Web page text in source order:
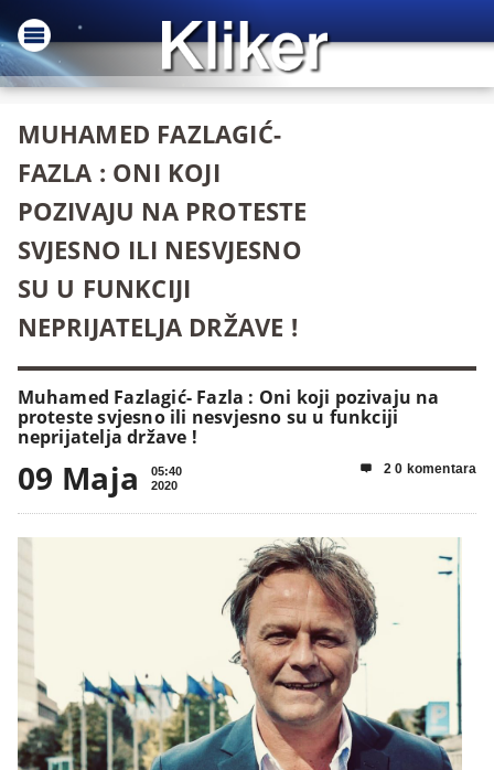
MUHAMED FAZLAGIĆ-
FAZLA : ONI KOJI
POZIVAJU NA PROTESTE
SVJESNO ILI NESVJESNO
SU U FUNKCIJI
NEPRIJATELJA DRŽAVE !
Muhamed Fazlagić- Fazla : Oni koji pozivaju na
proteste svjesno ili nesvjesno su u funkciji
neprijatelja države !
09 Maja
05:40
2020
 2 0 komentara